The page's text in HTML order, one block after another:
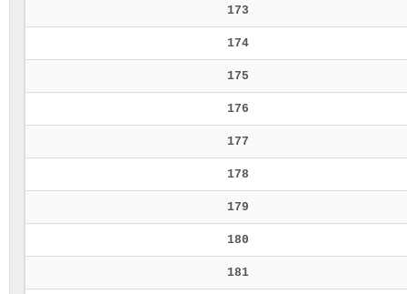
173
174
175
176
177
178
179
180
181